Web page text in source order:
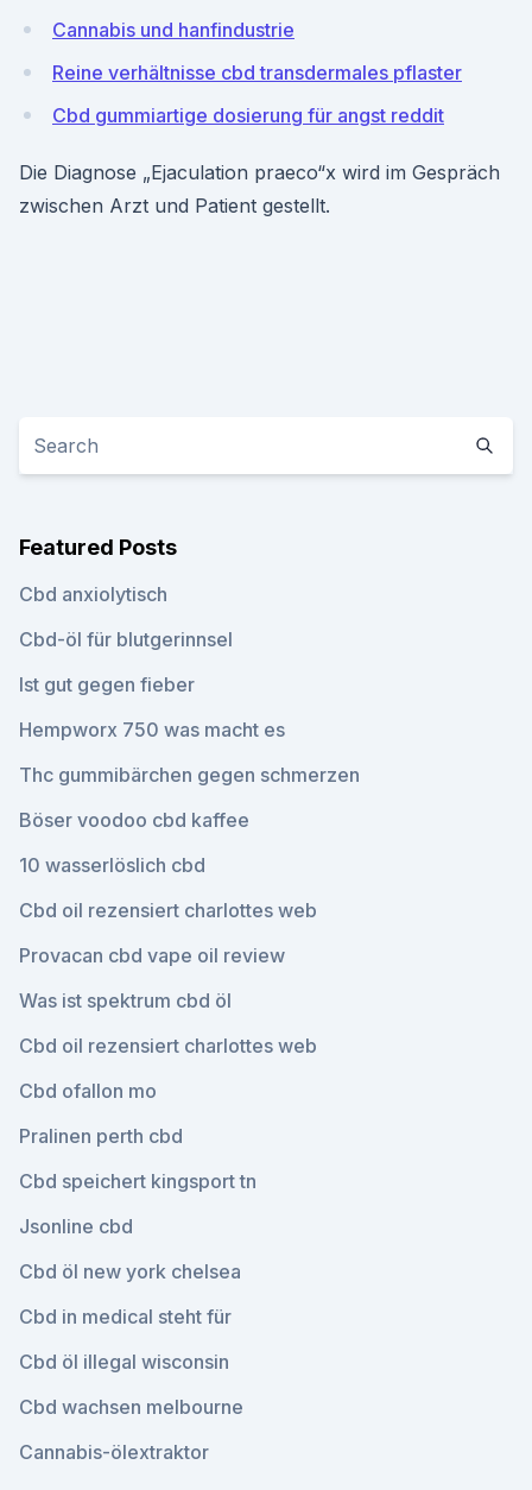
Cannabis und hanfindustrie
Reine verhältnisse cbd transdermales pflaster
Cbd gummiartige dosierung für angst reddit
Die Diagnose „Ejaculation praeco“x wird im Gespräch
zwischen Arzt und Patient gestellt.
Featured Posts
Cbd anxiolytisch
Cbd-öl für blutgerinnsel
Ist gut gegen fieber
Hempworx 750 was macht es
Thc gummibärchen gegen schmerzen
Böser voodoo cbd kaffee
10 wasserlöslich cbd
Cbd oil rezensiert charlottes web
Provacan cbd vape oil review
Was ist spektrum cbd öl
Cbd oil rezensiert charlottes web
Cbd ofallon mo
Pralinen perth cbd
Cbd speichert kingsport tn
Jsonline cbd
Cbd öl new york chelsea
Cbd in medical steht für
Cbd öl illegal wisconsin
Cbd wachsen melbourne
Cannabis-ölextraktor